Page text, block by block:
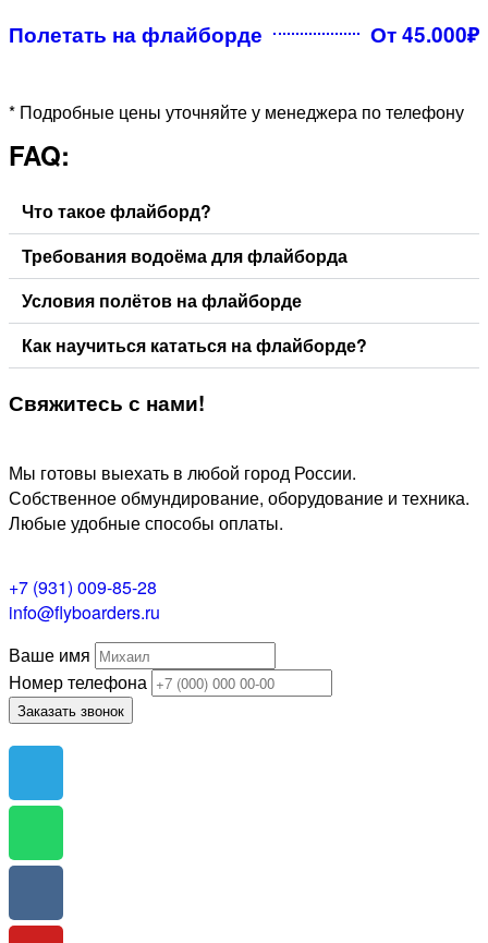
Полетать на флайборде От 45.000₽
* Подробные цены уточняйте у менеджера по телефону
FAQ:
Что такое флайборд?
Требования водоёма для флайборда
Условия полётов на флайборде
Как научиться кататься на флайборде?
Свяжитесь с нами!
Мы готовы выехать в любой город России.
Собственное обмундирование, оборудование и техника.
Любые удобные способы оплаты.
+7 (931) 009-85-28
info@flyboarders.ru
Ваше имя
Номер телефона
Заказать звонок